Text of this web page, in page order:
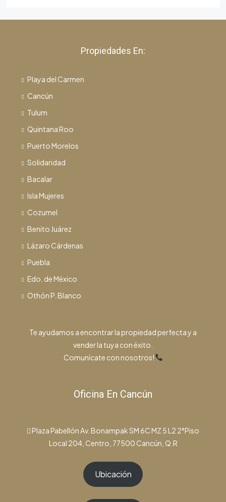
Propiedades En:
Playa del Carmen
Cancún
Tulum
Quintana Roo
Puerto Morelos
Solidaridad
Bacalar
Isla Mujeres
Cozumel
Benito Juárez
Lázaro Cárdenas
Puebla
Edo. de México
Othón P. Blanco
Te ayudamos a encontrar la propiedad perfecta y a
vender la tuya con éxito.
Comunícate con nosotros!
Oficina En Cancún
Plaza Pabellón Av. Bonampak SM 6C MZ 5 L2 2°Piso
Local 204, Centro, 77500 Cancún, Q.R
Ubicación